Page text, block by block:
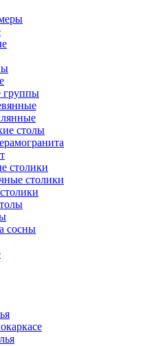
группы
столы
столики
столики
сосны